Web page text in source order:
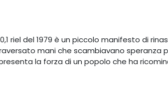
riel del 1979 è un piccolo manifesto di
mani che scambiavano speranza
la forza di un popolo che ha